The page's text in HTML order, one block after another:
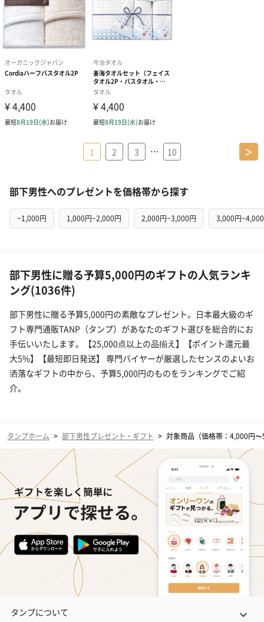
1 2 3 … 10 ＞
部下男性へのプレゼントを価格帯から探す
~1,000円 1,000円~2,000円 2,000円~3,000円 3,000円
部下男性に贈る予算5,000円のギフトの人気ランキ
ング(1036件)
部下男性に贈る予算5,000円の素敵なプレゼント。日本最大級のギ
フト専門通販TANP（タンプ）があなたのギフト選びを総合的にお
手伝いいたします。【25,000点以上の品揃え】【ポイント還元最
大5%】【最短即日発送】 専門バイヤーが厳選したセンスのよいお
洒落なギフトの中から、予算5,000円のものをランキングでご紹
介。
タンプホーム > 部下男性プレゼント・ギフト > 対象商品（価格帯：4,000円
タンプについて